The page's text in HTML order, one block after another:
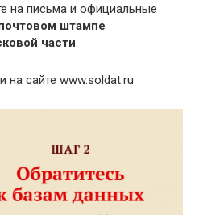
на письма и официальные
штампе
части.
сайте www.soldat.ru